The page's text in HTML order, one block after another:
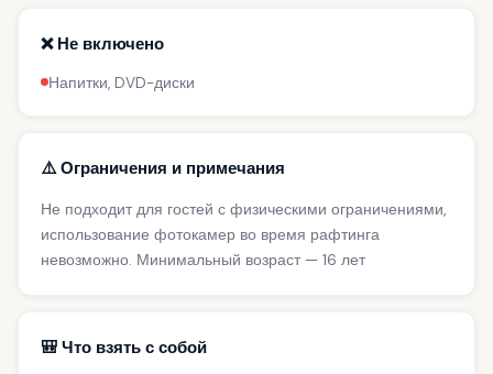
❌ Не включено
Напитки, DVD-диски
⚠️ Ограничения и примечания
Не подходит для гостей с физическими ограничениями,
использование фотокамер во время рафтинга
невозможно. Минимальный возраст — 16 лет
🎒 Что взять с собой